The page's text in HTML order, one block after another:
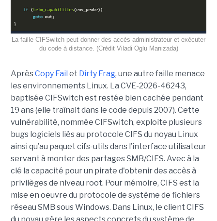
La faille CIFSwitch peut donner des accès administrateur et exécuter
du code à distance. (Crédit Viladi Oglu Manizada)
AprèsCopy Fail et Dirty Frag, une autre faille menace
les environnements Linux. La CVE-2026-46243,
baptisée CIFSwitch est restée bien cachée pendant
19 ans (elle traînait dans le code depuis 2007). Cette
vulnérabilité, nommée CIFSwitch, exploite plusieurs
bugs logiciels liés au protocole CIFS du noyau Linux
ainsi qu’au paquet cifs-utils dans l’interface utilisateur
servant à monter des partages SMB/CIFS. Avec à la
clé la capacité pour un pirate d'obtenir des accès à
privilèges de niveau root. Pour mémoire, CIFS est la
mise en oeuvre du protocole de système de fichiers
réseau SMB sous Windows. Dans Linux, le client CIFS